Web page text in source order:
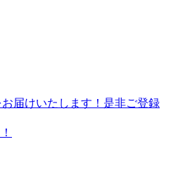
届けいたします！是非ご登録